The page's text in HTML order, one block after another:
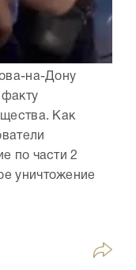
на-Дону
Как
по части 2
уничтожение